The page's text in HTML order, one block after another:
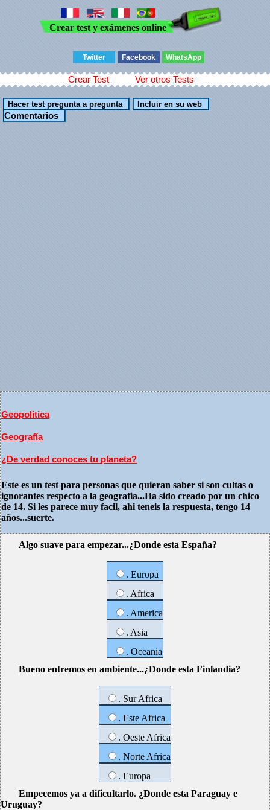
Crear test y exámenes online
Twitter Facebook WhatsApp
Crear Test Ver otros Tests
Comentarios
Geopolitica
Geografía
¿De verdad conoces tu planeta?
Este es un test para personas que quieran saber si son cultas o
ignorantes respecto a la geografia...Ha sido creado por un chico
de 14. Si les parece muy facil, ahi teneis la respuesta, tengo 14
años...suerte.
Algo suave para empezar...¿Donde esta España?
. Europa
. Africa
. America
. Asia
. Oceania
Bueno entremos en ambiente...¿Donde esta Finlandia?
. Sur Africa
. Este Africa
. Oeste Africa
. Norte Africa
. Europa
Empecemos ya a dificultarlo. ¿Donde esta Paraguay e
Uruguay?